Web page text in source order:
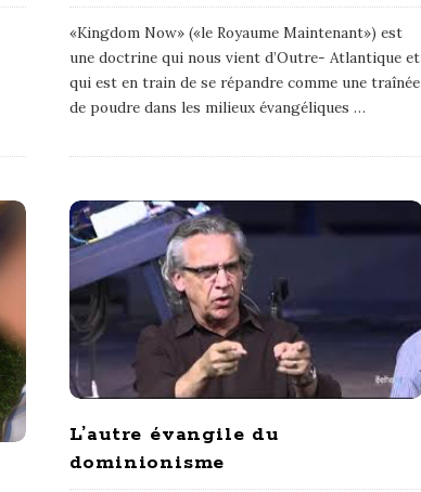
«Kingdom Now» («le Royaume Maintenant») est
une doctrine qui nous vient d’Outre- Atlantique et
qui est en train de se répandre comme une traînée
de poudre dans les milieux évangéliques …
L’autre évangile du
dominionisme